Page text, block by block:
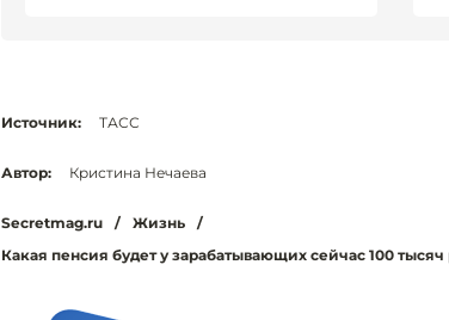
Источник: ТАСС
Автор: Кристина Нечаева
Secretmag.ru / Жизнь
/
Какая пенсия будет у зарабатывающих сейчас 100